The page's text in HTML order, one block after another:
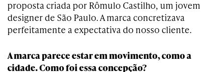
proposta criada por Rômulo Castilho, um jovem
designer de São Paulo. A marca concretizava
perfeitamente a expectativa do nosso cliente.
A marca parece estar em movimento, como a
cidade. Como foi essa concepção?